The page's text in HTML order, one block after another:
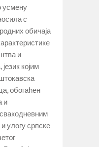
усмену
с
обичаја
и
којим
обогаћен
и
улогу српске